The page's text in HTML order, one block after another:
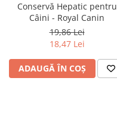
Conservă Hepatic pentru
Câini - Royal Canin
19,86 Lei
18,47 Lei
ADAUGĂ ÎN COȘ